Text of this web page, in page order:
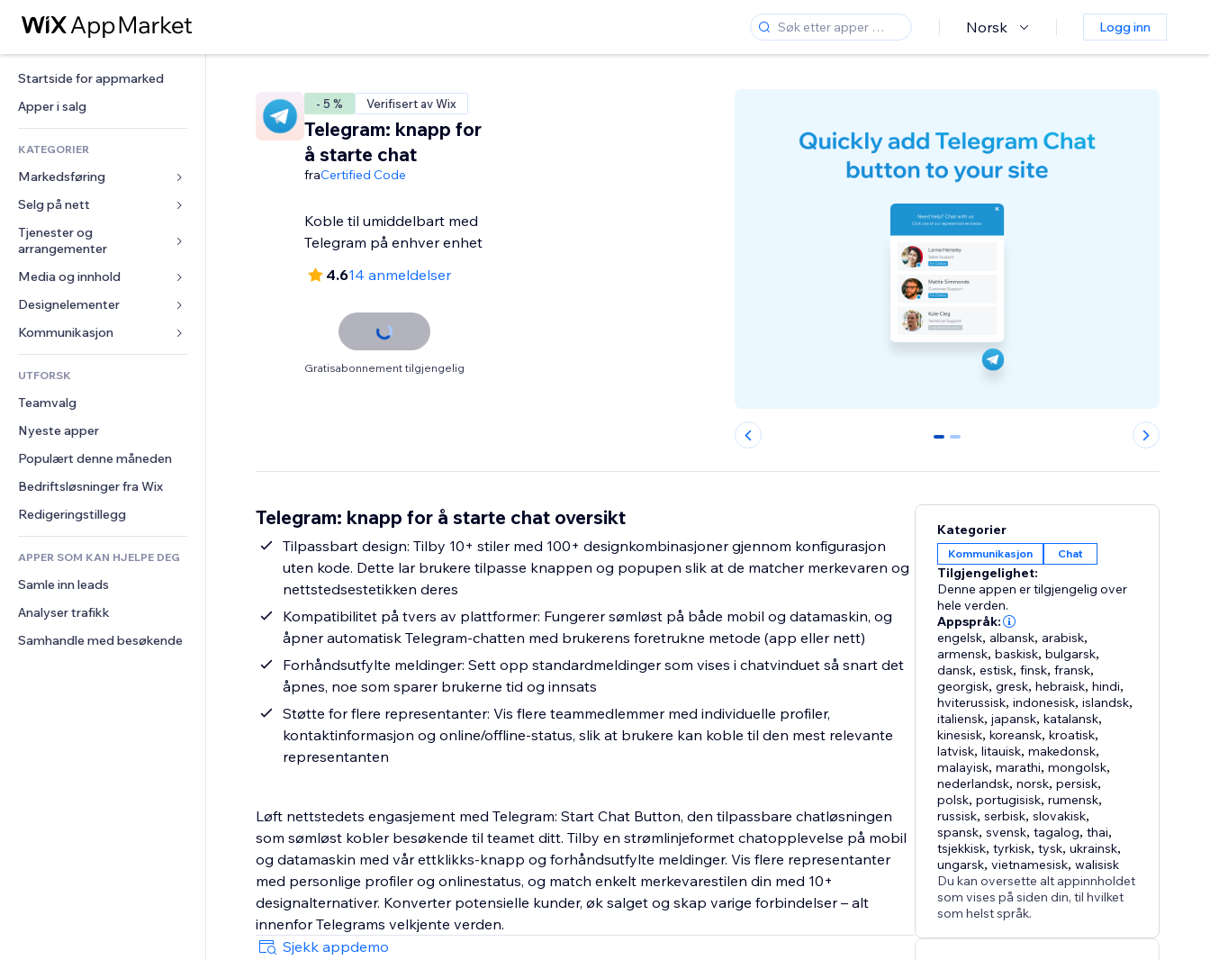
Norsk Logg inn
Startside for appmarked
Apper i salg
KATEGORIER
Markedsføring
Annonser
Mobil
Analyser
Sosiale medier
SEO
Engasjement
Nettstedsoppføringer
E-post
Konvertering
Selg på nett
Apper for butikker
Frakt og levering
Selg-knapper
Nettkurs
On-demand-utskrift
Regnskap
Kuponger og fordelsprogram
Lagerløsninger
Dropshipping
Priser og abonnement
Folkefinansiering
Mat og drikke
Tjenester og
arrangementer
Hoteller
Arrangementer
Restauranter
Eiendom
Bookinger
Media og innhold
Galleri
Musikk
Podkaster
Fotografi
Video
PDF
Fildeling
Nyheter
Designelementer
Kart og navigasjon
Personvern og sikkerhet
Klokke
Sidemaler
Bildeeffekter
Knapper og menyer
Bannere og merker
Kalkulatorer
Søk
Vær
Diagrammer og tabeller
Skjemaer
Avstemninger
Chat
Kommentarer
Telefon
Samfunn
Anmeldelser og
UTFORSK
Teamvalg
Nyeste apper
Populært denne måneden
Bedriftsløsninger fra Wix
Redigeringstillegg
APPER SOM KAN HJELPE DEG
Samle inn leads
Analyser trafikk
Samhandle med besøkende
- 5 % Verifisert av Wix
Telegram: knapp for
å starte chat
fraCertified Code
Koble til umiddelbart med
Telegram på enhver enhet
4.614 anmeldelser
Gratisabonnement tilgjengelig
0 1
Telegram: knapp for å starte chat oversikt
Tilpassbart design: Tilby 10+ stiler med 100+ designkombinasjoner gjennom konfigurasjon
uten kode. Dette lar brukere tilpasse knappen og popupen slik at de matcher merkevaren og
nettstedsestetikken deres
Kompatibilitet på tvers av plattformer: Fungerer sømløst på både mobil og datamaskin, og
åpner automatisk Telegram-chatten med brukerens foretrukne metode (app eller nett)
Forhåndsutfylte meldinger: Sett opp standardmeldinger som vises i chatvinduet så snart det
åpnes, noe som sparer brukerne tid og innsats
Støtte for flere representanter: Vis flere teammedlemmer med individuelle profiler,
kontaktinformasjon og online/offline-status, slik at brukere kan koble til den mest relevante
representanten
Løft nettstedets engasjement med Telegram: Start Chat Button, den tilpassbare chatløsningen
som sømløst kobler besøkende til teamet ditt. Tilby en strømlinjeformet chatopplevelse på mobil
og datamaskin med vår ettklikks-knapp og forhåndsutfylte meldinger. Vis flere representanter
med personlige profiler og onlinestatus, og match enkelt merkevarestilen din med 10+
designalternativer. Konverter potensielle kunder, øk salget og skap varige forbindelser – alt
innenfor Telegrams velkjente verden.
Sjekk appdemo
Kategorier
Kommunikasjon Chat
Tilgjengelighet:
Denne appen er tilgjengelig over
hele verden.
Appspråk:
engelsk, albansk, arabisk,
armensk,baskisk,bulgarsk,
dansk,estisk,finsk,fransk,
georgisk,gresk,hebraisk,hindi,
hviterussisk,indonesisk,islandsk,
italiensk,japansk,katalansk,
kinesisk,koreansk,kroatisk,
latvisk,litauisk,makedonsk,
malayisk,marathi,mongolsk,
nederlandsk,norsk,persisk,
polsk,portugisisk,rumensk,
russisk,serbisk,slovakisk,
spansk,svensk,tagalog,thai,
tsjekkisk,tyrkisk,tysk,ukrainsk,
ungarsk,vietnamesisk,walisisk
Du kan oversette alt appinnholdet
som vises på siden din, til hvilket
som helst språk.